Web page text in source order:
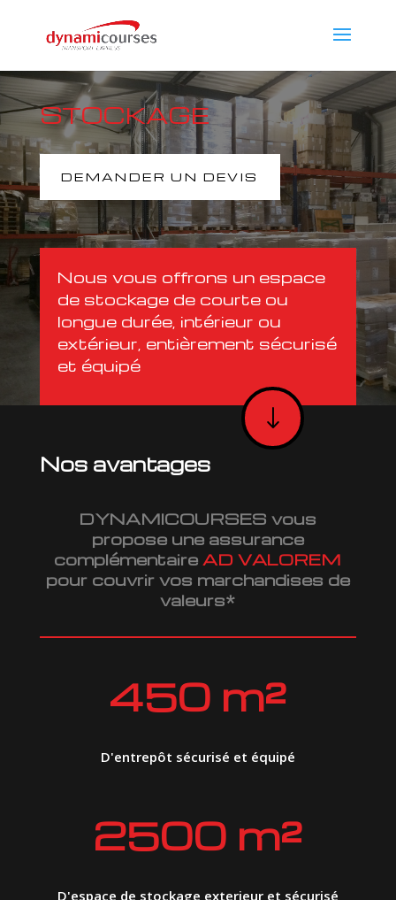
STOCKAGE
DEMANDER UN DEVIS
Nous vous offrons un espace
de stockage de courte ou
longue durée, intérieur ou
extérieur, entièrement sécurisé
et équipé
"
Nos avantages
DYNAMICOURSES vous
propose une assurance
complémentaire AD VALOREM
pour couvrir vos marchandises de
valeurs*
450 m²
D'entrepôt sécurisé et équipé
2500 m²
D'espace de stockage exterieur et sécurisé